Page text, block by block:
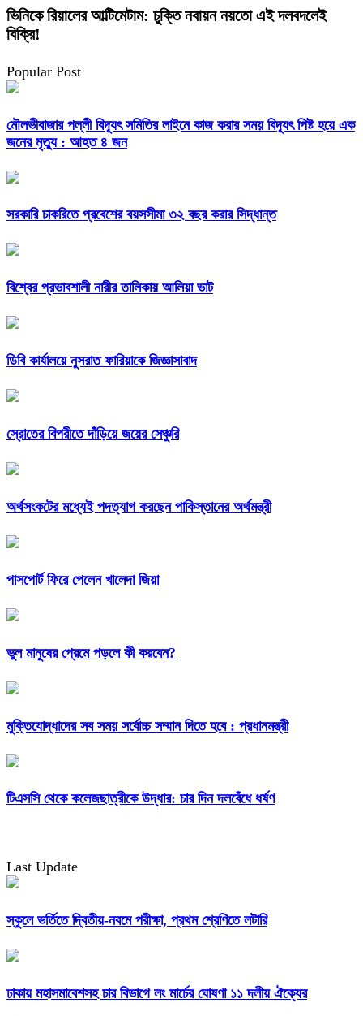
ভিনিকে রিয়ালের আল্টিমেটাম: চুক্তি নবায়ন নয়তো এই দলবদলেই
বিক্রি!
Popular Post
মৌলভীবাজার পল্লী বিদ্যূৎ সমিতির লাইনে কাজ করার সময় বিদ্যূৎ পিষ্ট হয়ে এক
জনের মৃত্যু : আহত ৪ জন
সরকারি চাকরিতে প্রবেশের বয়সসীমা ৩২ বছর করার সিদ্ধান্ত
বিশ্বের প্রভাবশালী নারীর তালিকায় আলিয়া ভাট
ডিবি কার্যালয়ে নুসরাত ফারিয়াকে জিজ্ঞাসাবাদ
স্রোতের বিপরীতে দাঁড়িয়ে জয়ের সেঞ্চুরি
অর্থসংকটের মধ্যেই পদত্যাগ করছেন পাকিস্তানের অর্থমন্ত্রী
পাসপোর্ট ফিরে পেলেন খালেদা জিয়া
ভুল মানুষের প্রেমে পড়লে কী করবেন?
মুক্তিযোদ্ধাদের সব সময় সর্বোচ্চ সম্মান দিতে হবে : প্রধানমন্ত্রী
টিএসসি থেকে কলেজছাত্রীকে উদ্ধার: চার দিন দলবেঁধে ধর্ষণ
Last Update
স্কুলে ভর্তিতে দ্বিতীয়-নবমে পরীক্ষা, প্রথম শ্রেণিতে লটারি
ঢাকায় মহাসমাবেশসহ চার বিভাগে লং মার্চের ঘোষণা ১১ দলীয় ঐক্যের